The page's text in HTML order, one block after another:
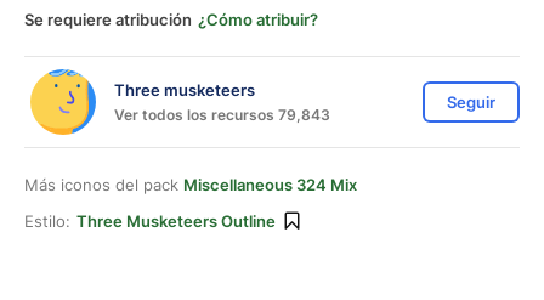
Se requiere atribución ¿Cómo atribuir?
Three musketeers
Ver todos los recursos 79,843
Seguir
Más iconos del pack Miscellaneous 324 Mix
Estilo: Three Musketeers Outline